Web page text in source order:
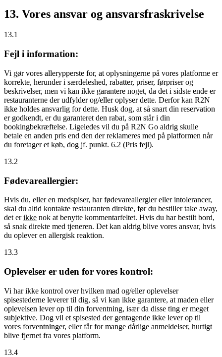
13. Vores ansvar og ansvarsfraskrivelse
13.1
Fejl i information:
Vi gør vores allerypperste for, at oplysningerne på vores platforme er
korrekte, herunder i særdeleshed, rabatter, priser, førpriser og
beskrivelser, men vi kan ikke garantere noget, da det i sidste ende er
restauranterne der udfylder og/eller oplyser dette. Derfor kan R2N
ikke holdes ansvarlig for dette. Husk dog, at så snart din reservation
er godkendt, er du garanteret den rabat, som står i din
bookingbekræftelse. Ligeledes vil du på R2N Go aldrig skulle
betale en anden pris end den der reklameres med på platformen når
du foretager et køb, dog jf. punkt. 6.2 (Pris fejl).
13.2
Fødevareallergier:
Hvis du, eller en medspiser, har fødevareallergier eller intolerancer,
skal du altid kontakte restauranten direkte, før du bestiller take away,
det erikke nok at benytte kommentarfeltet. Hvis du har bestilt bord,
så snak direkte med tjeneren. Det kan aldrig blive vores ansvar, hvis
du oplever en allergisk reaktion.
13.3
Oplevelser er uden for vores kontrol:
Vi har ikke kontrol over hvilken mad og/eller oplevelser
spisestederne leverer til dig, så vi kan ikke garantere, at maden eller
oplevelsen lever op til din forventning, især da disse ting er meget
subjektive. Dog vil et spisested der gentagende ikke lever op til
vores forventninger, eller får for mange dårlige anmeldelser, hurtigt
blive fjernet fra vores platform.
13.4